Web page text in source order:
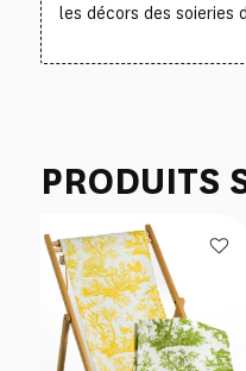
les décors des soieries
PRODUITS